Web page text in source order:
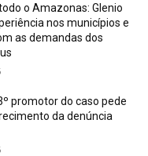
o Amazonas: Glenio
nos municípios e
as demandas dos
promotor do caso pede
da denúncia